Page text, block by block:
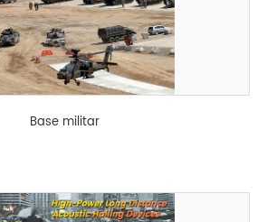
Base militar